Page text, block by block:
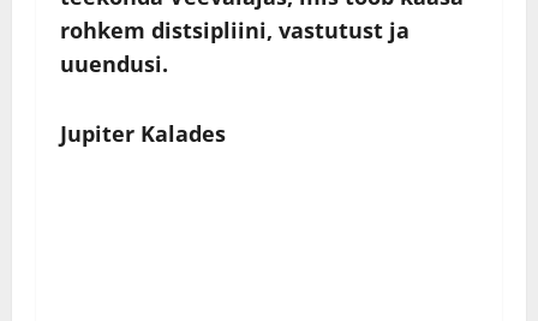
rohkem distsipliini, vastutust ja
uuendusi.
Jupiter Kalades